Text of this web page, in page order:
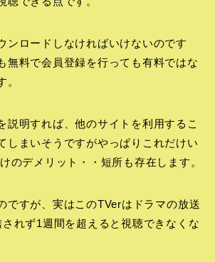
ンロードしなければいけないのです
無料で会員登録を行っても有料ではな
。
説明すれば、他のサイトを利用するこ
しまいそうですがやっぱりこれだけい
のデメリット・・短所も存在します。
ですが、実はこのTVerはドラマの放送
れず1週間を超えると視聴できなくな